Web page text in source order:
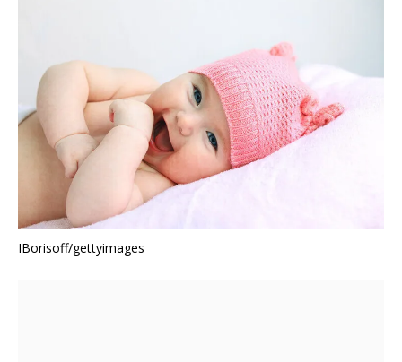
IBorisoff/gettyimages